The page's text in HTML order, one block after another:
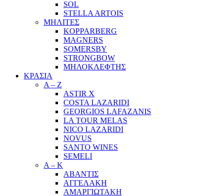
SOL
STELLA ARTOIS
ΜΗΛΙΤΕΣ
KOPPARBERG
MAGNERS
SOMERSBY
STRONGBOW
ΜΗΛΟΚΛΕΦΤΗΣ
ΚΡΑΣΙΑ
A – Z
ASTIR X
COSTA LAZARIDI
GEORGIOS LAFAZANIS
LA TOUR MELAS
NICO LAZARIDI
NOVUS
SANTO WINES
SEMELI
Α – Κ
ΑΒΑΝΤΙΣ
ΑΓΓΕΛΑΚΗ
ΑΜΑΡΓΙΩΤΑΚΗ